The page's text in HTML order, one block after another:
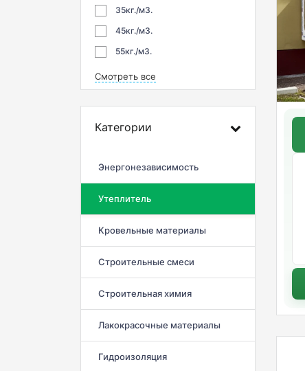
35кг./м3.
45кг./м3.
55кг./м3.
Смотреть все
Категории
Энергонезависимость
Утеплитель
Кровельные материалы
Строительные смеси
Строительная химия
Лакокрасочные материалы
Гидроизоляция